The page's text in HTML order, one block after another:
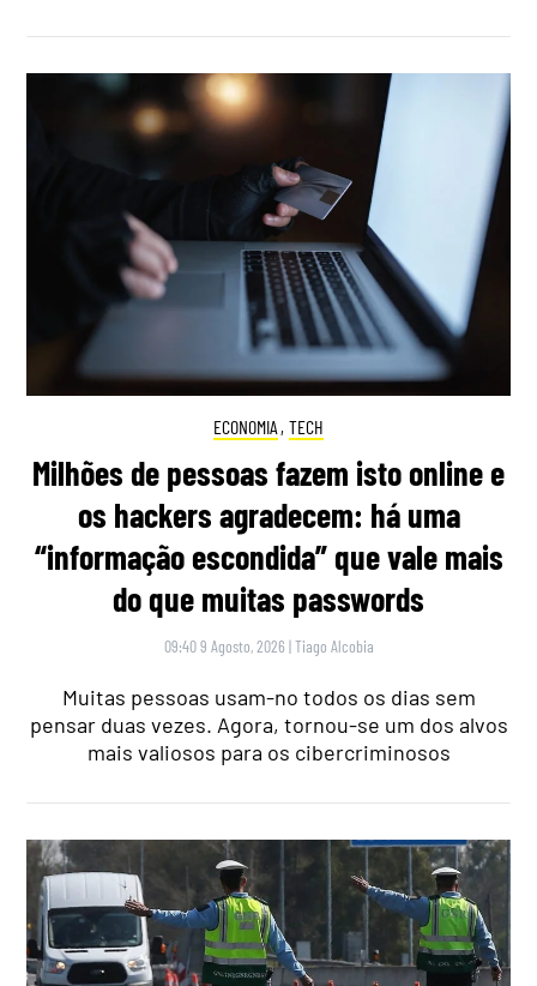
ECONOMIA , TECH
Milhões de pessoas fazem isto online e
os hackers agradecem: há uma
“informação escondida” que vale mais
do que muitas passwords
09:40 9 Agosto, 2026 |Tiago Alcobia
Muitas pessoas usam-no todos os dias sem
pensar duas vezes. Agora, tornou-se um dos alvos
mais valiosos para os cibercriminosos